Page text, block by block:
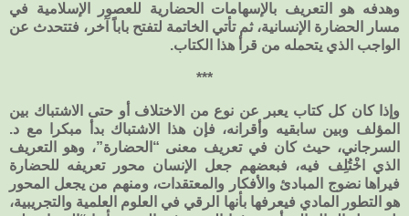
وهدفه هو التعريف بالإسهامات الحضارية للعصور الإسلامية في
مسار الحضارة الإنسانية، ثم تأتي الخاتمة لتفتح باباً آخر، فتتحدث عن
الواجب الذي يتحمله من قرأ هذا الكتاب.
***
وإذا كان كل كتاب يعبر عن نوع من الاختلاف أو حتى الاشتباك بين
المؤلف وبين سابقيه وأقرانه، فإن هذا الاشتباك بدأ مبكرا مع د.
السرجاني، حيث كان في تعريف معنى “الحضارة”، وهو التعريف
الذي اخْتُلِف فيه، فبعضهم جعل الإنسان محور تعريفه للحضارة
فيراها نضوج المبادئ والأفكار والمعتقدات، ومنهم من يجعل المحور
هو التطور المادي فيعرفها بأنها الرقي في العلوم العلمية والتجريبية،